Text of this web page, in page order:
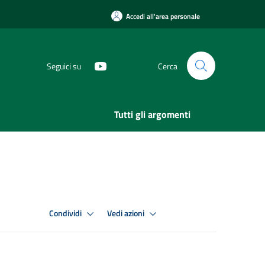
Accedi all'area personale
Seguici su Cerca
Tutti gli argomenti
Condividi Vedi azioni